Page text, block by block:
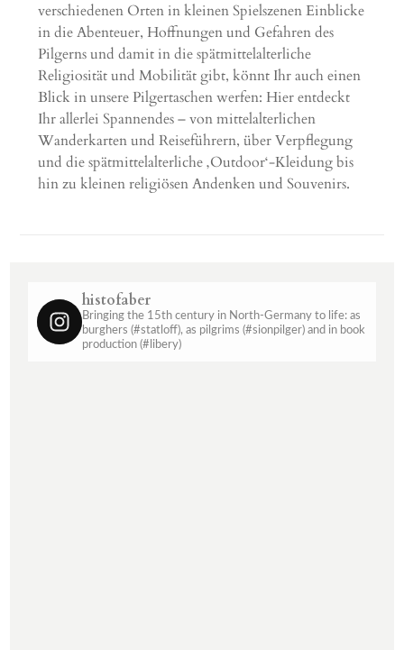
verschiedenen Orten in kleinen Spielszenen Einblicke
in die Abenteuer, Hoffnungen und Gefahren des
Pilgerns und damit in die spätmittelalterliche
Religiosität und Mobilität gibt, könnt Ihr auch einen
Blick in unsere Pilgertaschen werfen: Hier entdeckt
Ihr allerlei Spannendes – von mittelalterlichen
Wanderkarten und Reiseführern, über Verpflegung
und die spätmittelalterliche ‚Outdoor‘-Kleidung bis
hin zu kleinen religiösen Andenken und Souvenirs.
histofaber
Bringing the 15th century in North-Germany to life: as
burghers (#statloff), as pilgrims (#sionpilger) and in book
production (#libery)